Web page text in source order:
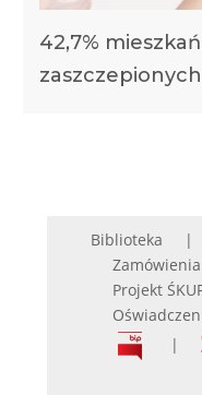
42,7%
zaszczepionych
Biblioteka
Projekt